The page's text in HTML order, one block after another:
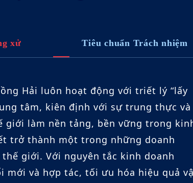
xử Tiêu chuẩn Trách nhiệm
Hải luôn hoạt động với triết lý “lấy
tâm, kiên định với sự trung thực và
giới làm nền tảng, bền vững trong
trở thành một trong những doanh
giới. Với nguyên tắc kinh doanh
mới và hợp tác, tối ưu hóa hiệu quả